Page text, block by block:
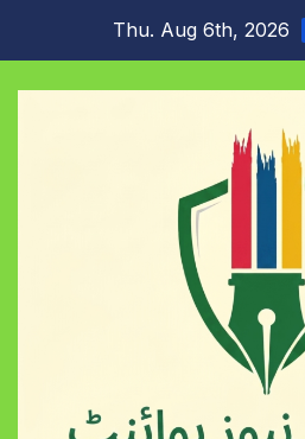
content
Thu. Aug 6th, 2026